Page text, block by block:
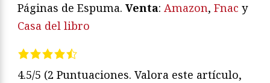
Páginas de Espuma. Venta: Amazon, Fnac y
Casa del libro
4.5/5 (2 Puntuaciones. Valora este artículo,